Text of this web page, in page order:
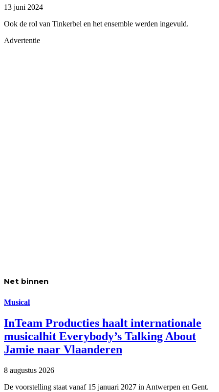
13 juni 2024
Ook de rol van Tinkerbel en het ensemble werden ingevuld.
Advertentie
Net binnen
Musical
InTeam Producties haalt internationale
musicalhit Everybody’s Talking About
Jamie naar Vlaanderen
8 augustus 2026
De voorstelling staat vanaf 15 januari 2027 in Antwerpen en Gent.